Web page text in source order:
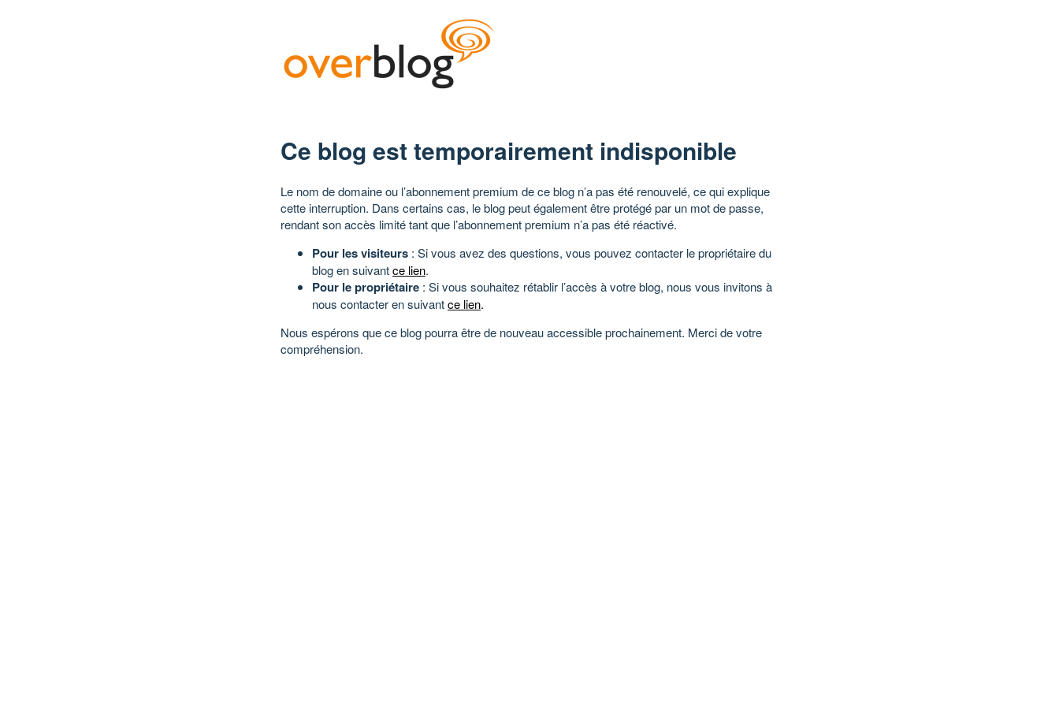
Ce blog est temporairement indisponible
Le nom de domaine ou l’abonnement premium de ce blog n’a pas été renouvelé, ce qui explique
cette interruption. Dans certains cas, le blog peut également être protégé par un mot de passe,
rendant son accès limité tant que l’abonnement premium n’a pas été réactivé.
Pour les visiteurs : Si vous avez des questions, vous pouvez contacter le propriétaire du
blog en suivantce lien.
Pour le propriétaire : Si vous souhaitez rétablir l’accès à votre blog, nous vous invitons à
nous contacter en suivantce lien.
Nous espérons que ce blog pourra être de nouveau accessible prochainement. Merci de votre
compréhension.